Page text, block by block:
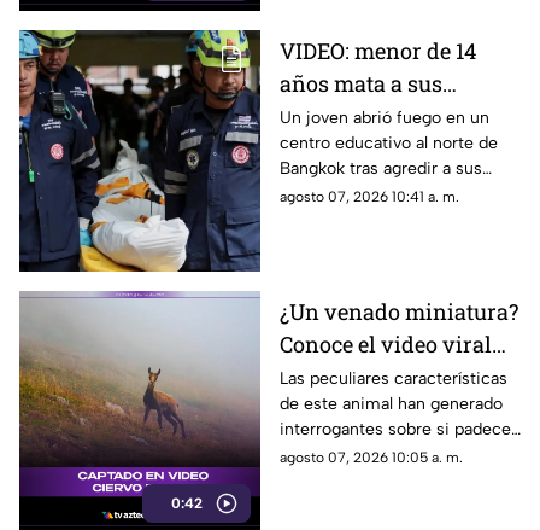
VIDEO: menor de 14
años mata a sus
abuelos y 5 profesores
en tiroteo
Un joven abrió fuego en un
centro educativo al norte de
Bangkok tras agredir a sus
familiares; el incidente dejó
agosto 07, 2026 10:41 a. m.
0:42
¿Un venado miniatura?
Conoce el video viral
que causa asombro en
redes sociales
Las peculiares características
de este animal han generado
interrogantes sobre si padece
una malformación congénita.
agosto 07, 2026 10:05 a. m.